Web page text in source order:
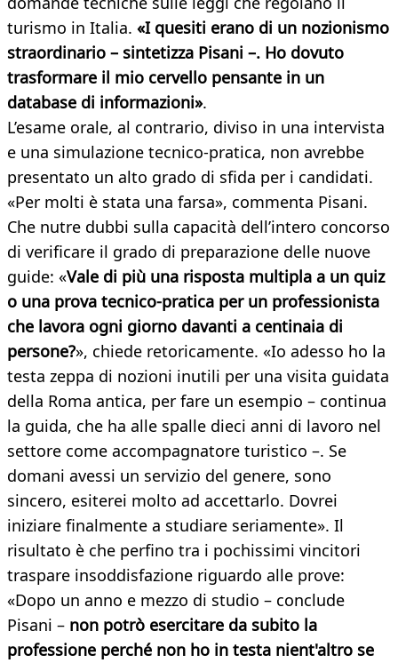
turismo in Italia. «I quesiti erano di un nozionismo
straordinario – sintetizza Pisani –. Ho dovuto
trasformare il mio cervello pensante in un
database di informazioni».
L’esame orale, al contrario, diviso in una intervista
e una simulazione tecnico-pratica, non avrebbe
presentato un alto grado di sfida per i candidati.
«Per molti è stata una farsa», commenta Pisani.
Che nutre dubbi sulla capacità dell’intero concorso
di verificare il grado di preparazione delle nuove
guide: «Vale di più una risposta multipla a un quiz
o una prova tecnico-pratica per un professionista
che lavora ogni giorno davanti a centinaia di
persone?», chiede retoricamente. «Io adesso ho la
testa zeppa di nozioni inutili per una visita guidata
della Roma antica, per fare un esempio – continua
la guida, che ha alle spalle dieci anni di lavoro nel
settore come accompagnatore turistico –. Se
domani avessi un servizio del genere, sono
sincero, esiterei molto ad accettarlo. Dovrei
iniziare finalmente a studiare seriamente». Il
risultato è che perfino tra i pochissimi vincitori
traspare insoddisfazione riguardo alle prove:
«Dopo un anno e mezzo di studio – conclude
Pisani – non potrò esercitare da subito la
professione perché non ho in testa nient'altro se